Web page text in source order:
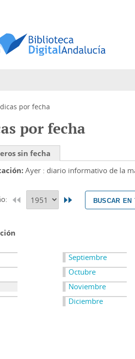
por fecha
por fecha
sin fecha
Ayer : diario informativo de la
buscar
Septiembre
Octubre
Noviembre
Diciembre